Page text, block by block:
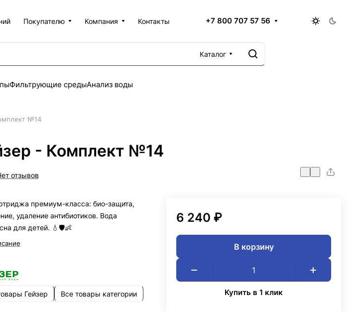
Покупателю Компания Контакты +7 800 707 57 56
Каталог
Фильтрующие средыАнализ воды
№14
- Комплект №14
отзывов
премиум-класса: био-защита,
удаление антибиотиков. Вода
для детей. 💧🛡️👶
Гейзер Все товары категории
6 240 ₽
В корзину
Купить в 1 клик